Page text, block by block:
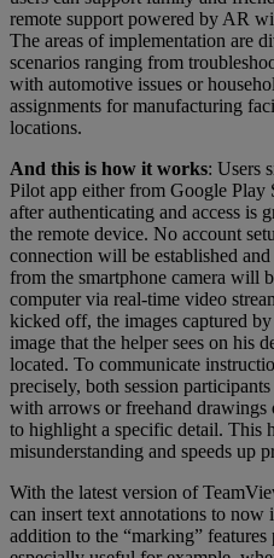
remote support powered by AR
The areas of implementation are
scenarios ranging from
with automotive issues or
assignments for manufacturing
locations.
And this is how it works: Users
Pilot app either from Google Play
after authenticating and access is
the remote device. No account
connection will be established
from the smartphone camera will
computer via real-time video
kicked off, the images captured
image that the helper sees on his
located. To communicate
precisely, both session
with arrows or freehand drawings
to highlight a specific detail. This
misunderstanding and speeds up
With the latest version of
can insert text annotations to
addition to the “marking”